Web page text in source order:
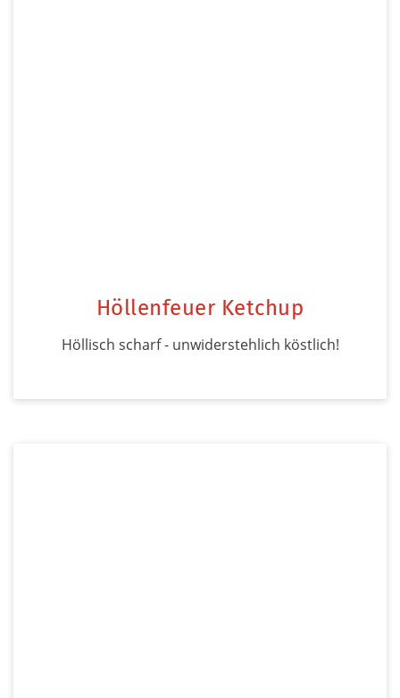
Höllenfeuer Ketchup
Höllisch scharf - unwiderstehlich köstlich!